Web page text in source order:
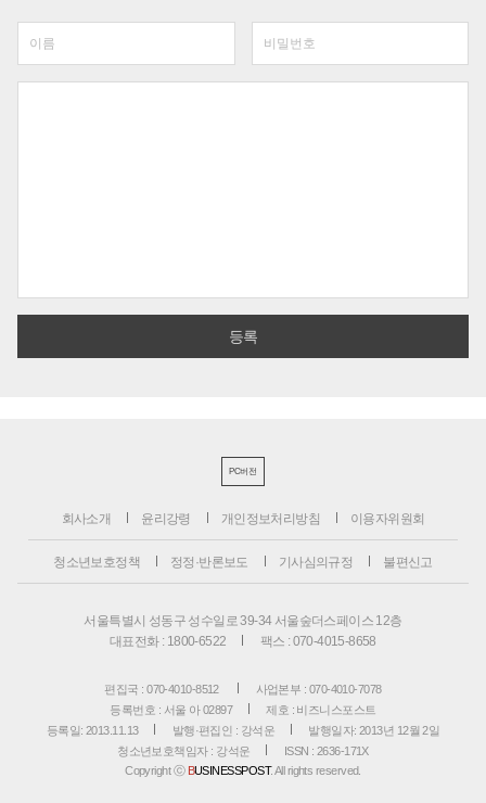
PC버전
회사소개 윤리강령 개인정보처리방침 이용자위원회
청소년보호정책 정정·반론보도 기사심의규정 불편신고
서울특별시 성동구 성수일로 39-34 서울숲더스페이스 12층
대표전화 : 1800-6522
팩스 : 070-4015-8658
편집국 : 070-4010-8512
사업본부 : 070-4010-7078
등록번호 : 서울 아 02897
제호 : 비즈니스포스트
등록일: 2013.11.13
발행·편집인 : 강석운
발행일자: 2013년 12월 2일
청소년보호책임자 : 강석운
ISSN : 2636-171X
Copyright ⓒ BUSINESSPOST. All rights reserved.